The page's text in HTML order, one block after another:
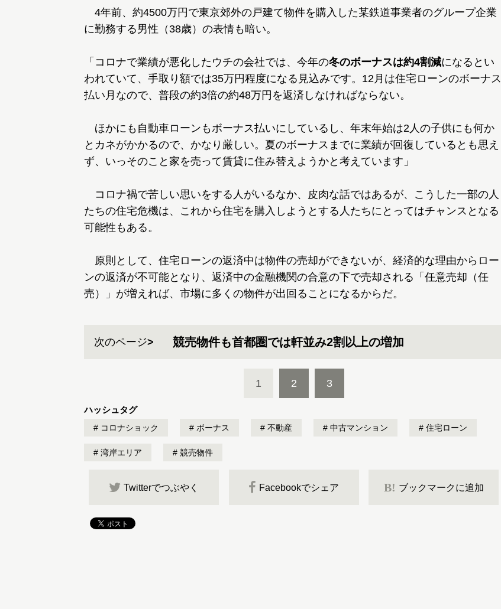
4年前、約4500万円で東京郊外の戸建て物件を購入した某鉄道事業者のグループ企業
に勤務する男性（38歳）の表情も暗い。
「コロナで業績が悪化したウチの会社では、今年の冬のボーナスは約4割減になるとい
われていて、手取り額では35万円程度になる見込みです。12月は住宅ローンのボーナス
払い月なので、普段の約3倍の約48万円を返済しなければならない。
ほかにも自動車ローンもボーナス払いにしているし、年末年始は2人の子供にも何か
とカネがかかるので、かなり厳しい。夏のボーナスまでに業績が回復しているとも思え
ず、いっそのこと家を売って賃貸に住み替えようかと考えています」
コロナ禍で苦しい思いをする人がいるなか、皮肉な話ではあるが、こうした一部の人
たちの住宅危機は、これから住宅を購入しようとする人たちにとってはチャンスとなる
可能性もある。
原則として、住宅ローンの返済中は物件の売却ができないが、経済的な理由からロー
ンの返済が不可能となり、返済中の金融機関の合意の下で売却される「任意売却（任
売）」が増えれば、市場に多くの物件が出回ることになるからだ。
次のページ 競売物件も首都圏では軒並み2割以上の増加
1 2 3
ハッシュタグ
コロナショック ボーナス 不動産 中古マンション 住宅ローン
湾岸エリア 競売物件
Twitterでつぶやく Facebookでシェア B! ブックマークに追加